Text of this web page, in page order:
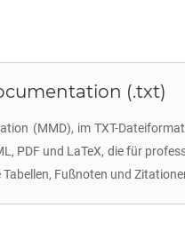
(.txt)
(MMD), im TXT-
PDF und LaTeX, die für
Fußnoten und